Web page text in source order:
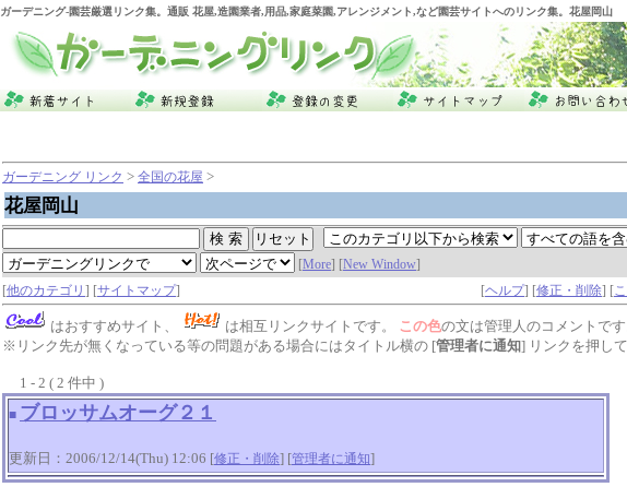
ガーデニング-園芸厳選リンク集。通販 花屋,造園業者,用品,家庭菜園,アレンジメント,など園芸サイトへのリンク集。花屋岡山
ガーデニング リンク > 全国の花屋 >
花屋岡山
[More] [New Window]
[他のカテゴリ ] [サイトマップ] [ヘルプ] [修正・削除] [
はおすすめサイト、 は相互リンクサイトです。 この色の文は管理人のコメントです
※リンク先が無くなっている等の問題がある場合にはタイトル横の [管理者に通知] リンクを押し
1 - 2 ( 2 件中 )
■ ブロッサムオーグ２１
更新日：2006/12/14(Thu) 12:06 [修正・削除] [管理者に通知]